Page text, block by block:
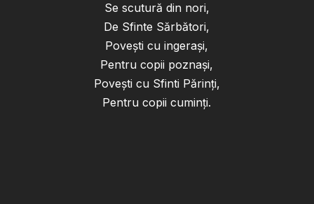
Se scutură din nori,
De Sfinte Sărbători,
Povești cu ingerași,
Pentru copii poznași,
Povești cu Sfinti Părinți,
Pentru copii cuminți.